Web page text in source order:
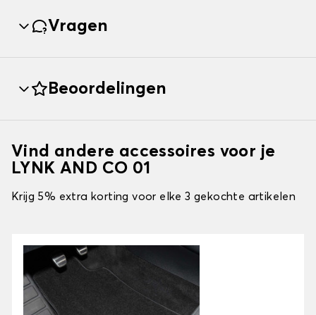
Vragen
Beoordelingen
Vind andere accessoires voor je
LYNK AND CO 01
Krijg 5% extra korting voor elke 3 gekochte artikelen